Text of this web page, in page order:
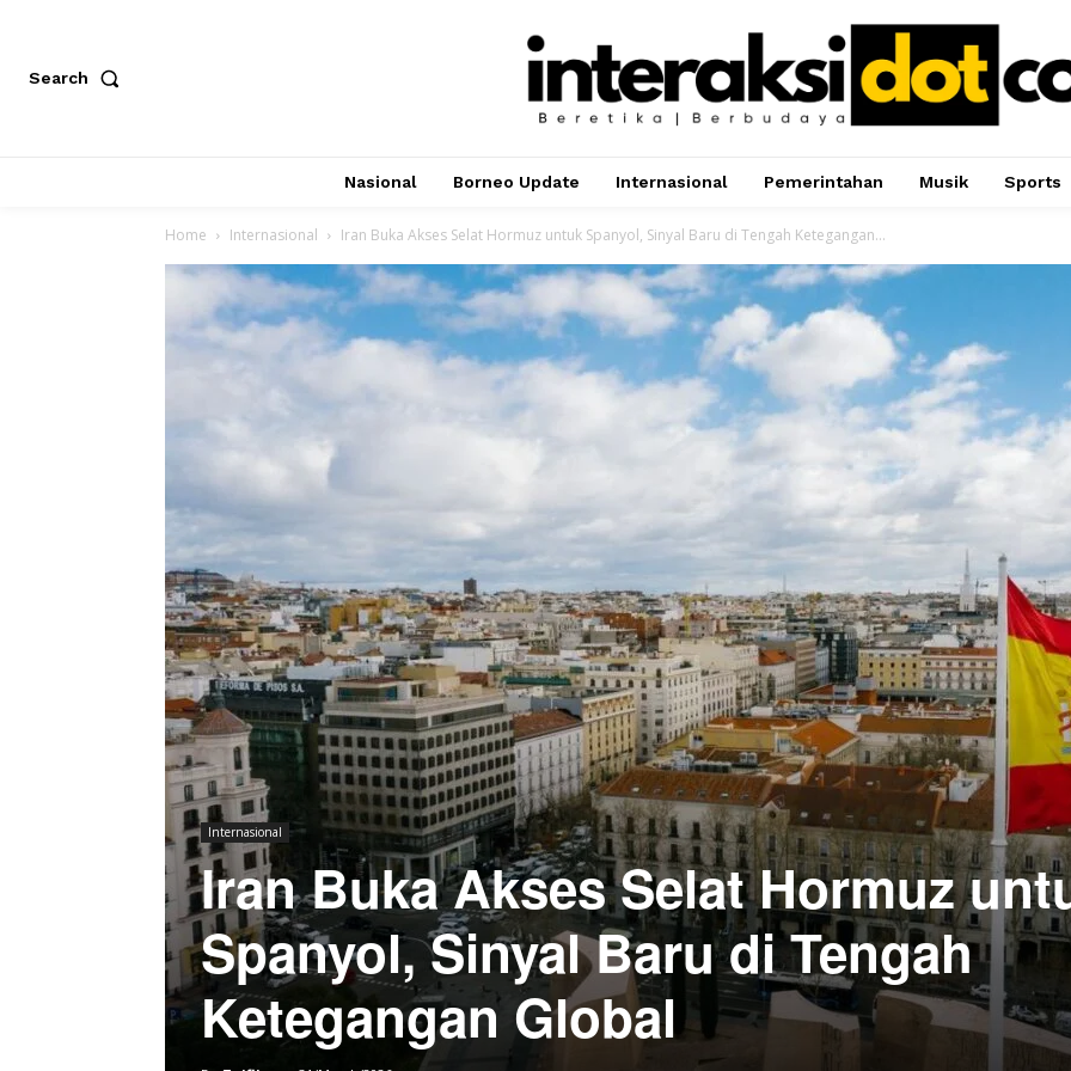
Search
Nasional Borneo Update Internasional Pemerintahan Musik Sports
Home Internasional Iran Buka Akses Selat Hormuz untuk Spanyol, Sinyal Baru di Tengah Ketegangan...
Internasional
Iran Buka Akses Selat Hormuz
Spanyol, Sinyal Baru di Tengah
Ketegangan Global